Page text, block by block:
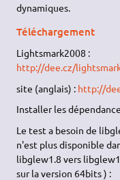
dynamiques.
Téléchargement
Lightsmark2008 :
http://dee.cz/
site (anglais) : http://
Installer les
Le test a besoin de
n'est plus disponible
libglew1.8 vers
sur la version 64bits ) :